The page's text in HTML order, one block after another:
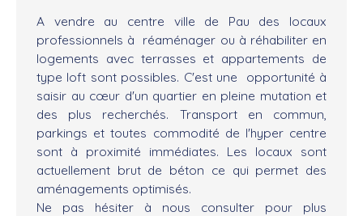
A vendre au centre ville de Pau des locaux
professionnels à réaménager ou à réhabiliter en
logements avec terrasses et appartements de
type loft sont possibles. C'est une opportunité à
saisir au cœur d'un quartier en pleine mutation et
des plus recherchés. Transport en commun,
parkings et toutes commodité de l'hyper centre
sont à proximité immédiates. Les locaux sont
actuellement brut de béton ce qui permet des
aménagements optimisés.
Ne pas hésiter à nous consulter pour plus